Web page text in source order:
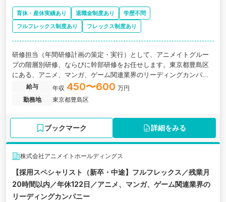
育休・産休実績あり 退職金制度あり
学歴不問
フルフレックス制度あり
フレックス制度あり
研修担当（年間研修計画の策定・実行）として、アニメイトグルー
プの階層別研修、ならびに幹部研修をお任せします。東京都豊島区
にある、アニメ、マンガ、ゲーム関連業界のリーディングカンパニ
ーの求人です。
給与 年収 450〜600 万円
勤務地
東京都豊島区
ブックマーク 詳細をみる
株式会社アニメイトホールディングス
【採用スペシャリスト（新卒・中途】フルフレックス／残業月
20時間以内／年休122日／アニメ、マンガ、ゲーム関連業界の
リーディングカンパニー